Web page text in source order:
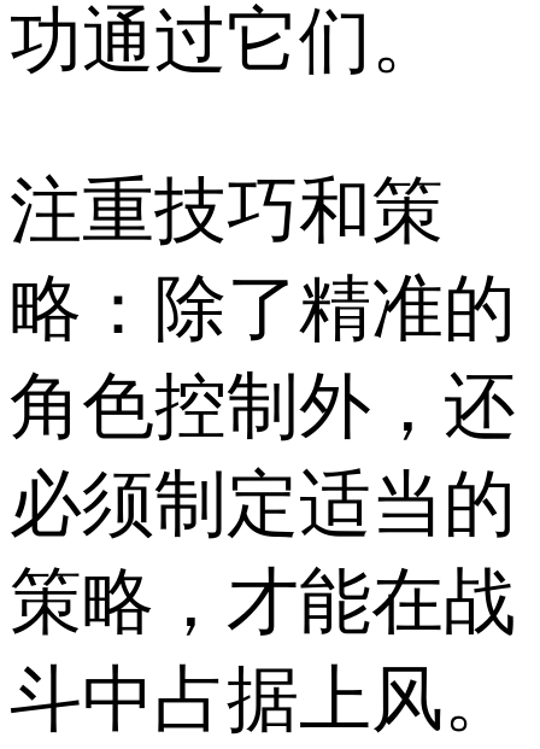
功通过它们。
注重技巧和策
略：除了精准的
角色控制外，还
必须制定适当的
策略，才能在战
斗中占据上风。